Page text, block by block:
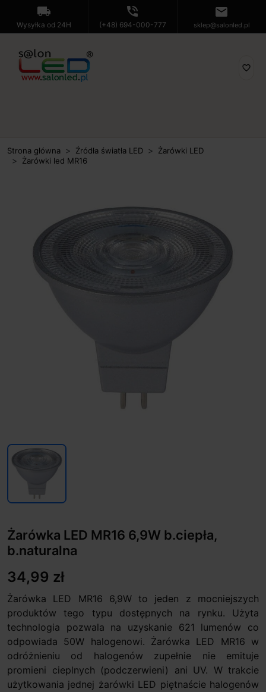
local_shipping
Wysyłka od 24H
phone_in_talk
(+48) 694-000-777
mail
sklep@salonled.pl
favorite_border
Strona główna Źródła światła LED
Żarówki LED
Żarówki led MR16
Żarówka LED MR16 6,9W b.ciepła,
b.naturalna
34,99 zł
Żarówka LED MR16 6,9W to jeden z mocniejszych
produktów tego typu dostępnych na rynku. Użyta
technologia pozwala na uzyskanie 621 lumenów co
odpowiada 50W halogenowi. Żarówka LED MR16 w
odróżnieniu od halogenów zupełnie nie emituje
promieni cieplnych (podczerwieni) ani UV. W trakcie
użytkowania jednej żarówki LED piętnaście halogenów